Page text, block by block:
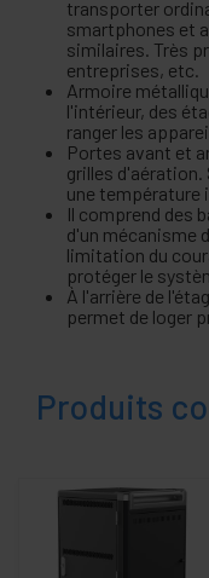
transporter
smartphones et
similaires. Très
entreprises, etc.
Armoire
l'intérieur, des
ranger les
Portes avant et
grilles
une température
Il comprend des
d'un mécanisme
limitation du
protéger le
À l'arrière de
permet de loger
Produits